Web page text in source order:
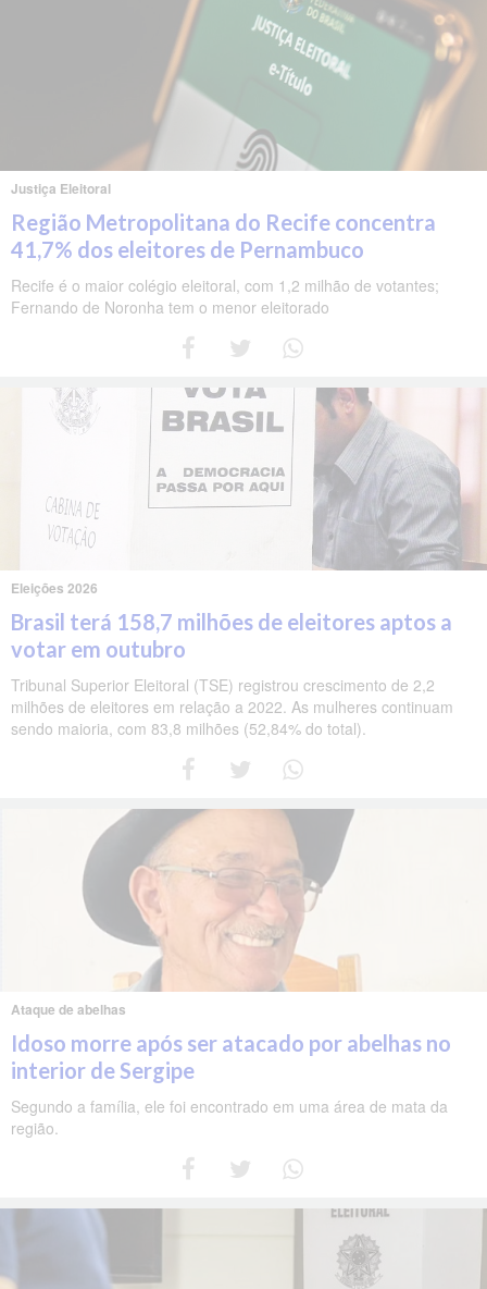
Justiça Eleitoral
Região Metropolitana do Recife concentra
41,7% dos eleitores de Pernambuco
Recife é o maior colégio eleitoral, com 1,2 milhão de votantes;
Fernando de Noronha tem o menor eleitorado
Eleições 2026
Brasil terá 158,7 milhões de eleitores aptos a
votar em outubro
Tribunal Superior Eleitoral (TSE) registrou crescimento de 2,2
milhões de eleitores em relação a 2022. As mulheres continuam
sendo maioria, com 83,8 milhões (52,84% do total).
Ataque de abelhas
Idoso morre após ser atacado por abelhas no
interior de Sergipe
Segundo a família, ele foi encontrado em uma área de mata da
região.